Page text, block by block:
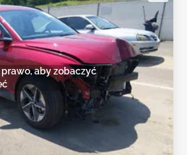
aby zobaczyć